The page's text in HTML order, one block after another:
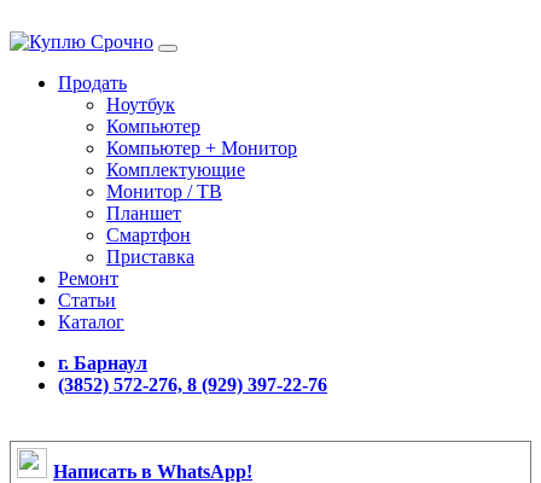
Продать
Ноутбук
Компьютер
Компьютер + Монитор
Комплектующие
Монитор / ТВ
Планшет
Смартфон
Приставка
Ремонт
Статьи
Каталог
г. Барнаул
(3852) 572-276, 8 (929) 397-22-76
Написать в WhatsApp!